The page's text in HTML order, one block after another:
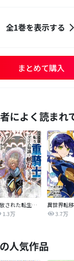
全1巻を表示する
まとめて購入
によく読まれ
追放された転生重騎士はゲーム知識で無双する
1.3万
3.7万
人気作品